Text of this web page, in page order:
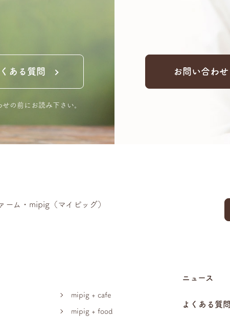
ある質問
の前にお読み下さい。
お問い合わせ
ーム・mipig（マイピッグ）
mipig + cafe
mipig + food
ニュース
よくある質問